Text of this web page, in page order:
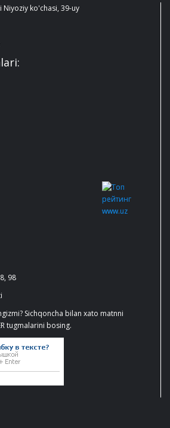
ko'chasi, 39-uy
98
Sichqoncha bilan xato matnni
tugmalarini bosing.